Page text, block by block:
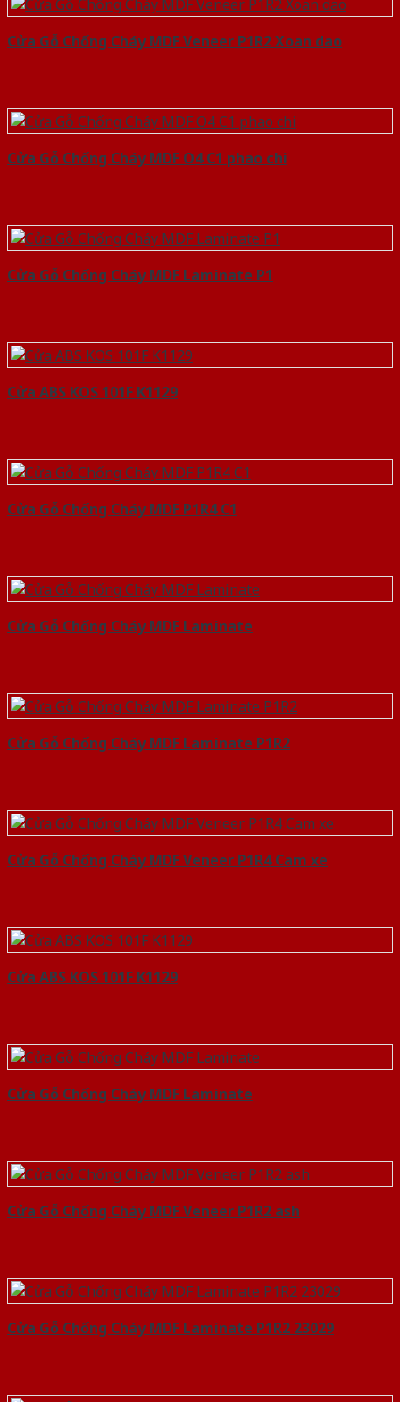
Cửa Gỗ Chống Cháy MDF Veneer P1R2 Xoan dao
Cửa Gỗ Chống Cháy MDF O4 C1 phao chi
Cửa Gỗ Chống Cháy MDF Laminate P1
Cửa ABS KOS 101F K1129
Cửa Gỗ Chống Cháy MDF P1R4 C1
Cửa Gỗ Chống Cháy MDF Laminate
Cửa Gỗ Chống Cháy MDF Laminate P1R2
Cửa Gỗ Chống Cháy MDF Veneer P1R4 Cam xe
Cửa ABS KOS 101F K1129
Cửa Gỗ Chống Cháy MDF Laminate
Cửa Gỗ Chống Cháy MDF Veneer P1R2 ash
Cửa Gỗ Chống Cháy MDF Laminate P1R2 23029